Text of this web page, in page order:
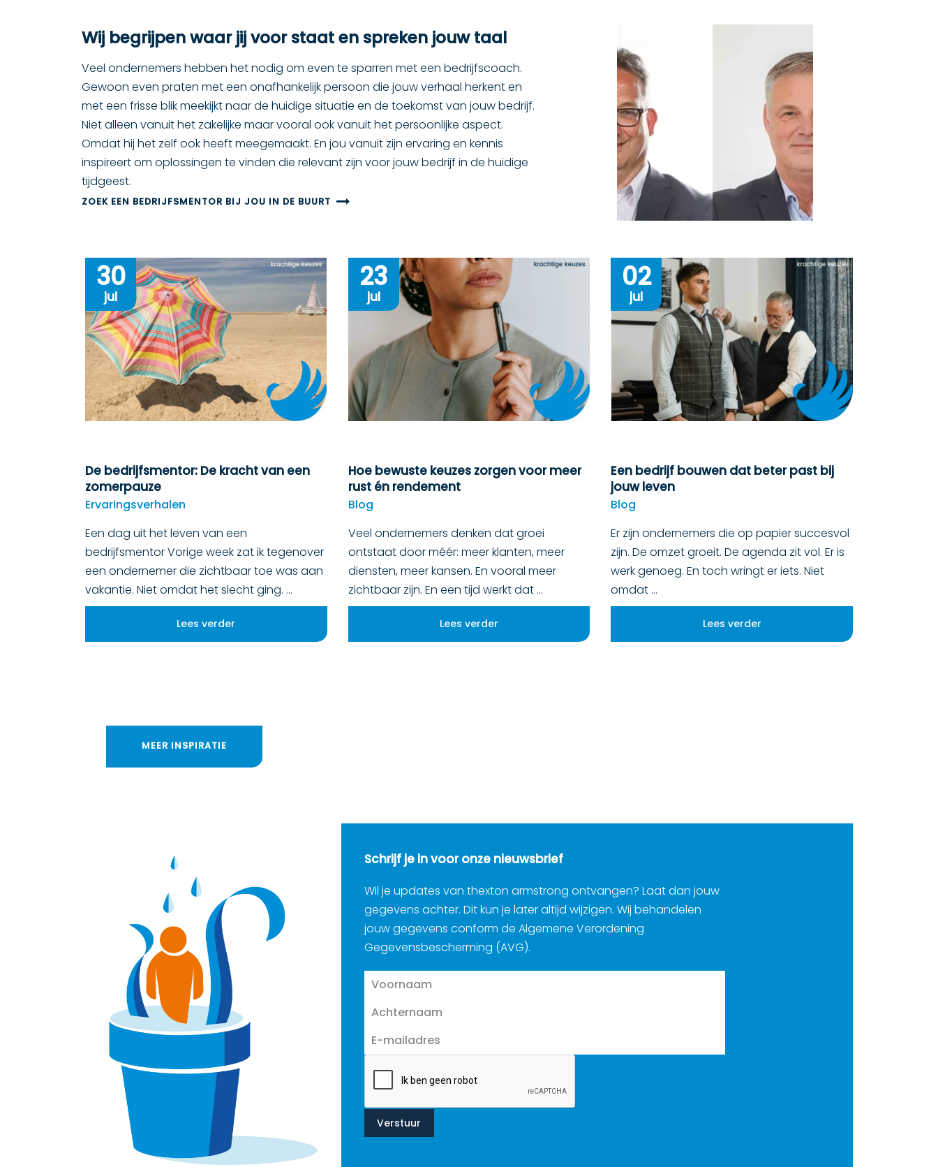
Wij begrijpen waar jij voor staat en spreken jouw taal
Veel ondernemers hebben het nodig om even te sparren met een bedrijfscoach.
Gewoon even praten met een onafhankelijk persoon die jouw verhaal herkent en
met een frisse blik meekijkt naar de huidige situatie en de toekomst van jouw bedrijf.
Niet alleen vanuit het zakelijke maar vooral ook vanuit het persoonlijke aspect.
Omdat hij het zelf ook heeft meegemaakt. En jou vanuit zijn ervaring en kennis
inspireert om oplossingen te vinden die relevant zijn voor jouw bedrijf in de huidige
tijdgeest.
ZOEK EEN BEDRIJFSMENTOR BIJ JOU IN DE BUURT
30
jul
De bedrijfsmentor: De kracht van een
zomerpauze
Ervaringsverhalen
Een dag uit het leven van een
bedrijfsmentor Vorige week zat ik tegenover
een ondernemer die zichtbaar toe was aan
vakantie. Niet omdat het slecht ging.
Lees verder
23
jul
Hoe bewuste keuzes zorgen voor meer
rust én rendement
Blog
Veel ondernemers denken dat groei
ontstaat door méér: meer klanten, meer
diensten, meer kansen. En vooral meer
zichtbaar zijn. En een tijd werkt dat
Lees verder
02
jul
Een bedrijf bouwen dat beter past bij
jouw leven
Blog
Er zijn ondernemers die op papier succesvol
zijn. De omzet groeit. De agenda zit vol. Er is
werk genoeg. En toch wringt er iets. Niet
omdat
Lees verder
MEER INSPIRATIE
Schrijf je in voor onze nieuwsbrief
Wil je updates van thexton armstrong ontvangen? Laat dan jouw
gegevens achter. Dit kun je later altijd wijzigen. Wij behandelen
jouw gegevens conform de Algemene Verordening
Gegevensbescherming (AVG).
Verstuur